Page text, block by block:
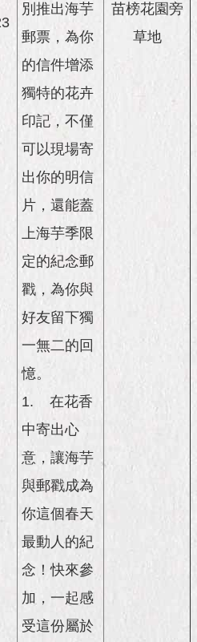
別推出海芋
郵票，為你
的信件增添
獨特的花卉
印記，不僅
可以現場寄
出你的明信
片，還能蓋
上海芋季限
定的紀念郵
戳，為你與
好友留下獨
一無二的回
憶。
1.
在花香
中寄出心
意，讓海芋
與郵戳成為
你這個春天
最動人的紀
念！快來參
加，一起感
受這份屬於
苗榜花園旁
草地